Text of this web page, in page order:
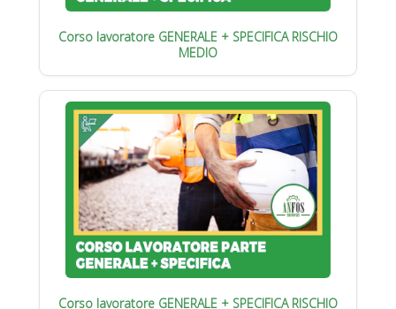
Corso lavoratore GENERALE + SPECIFICA RISCHIO
MEDIO
Corso lavoratore GENERALE + SPECIFICA RISCHIO